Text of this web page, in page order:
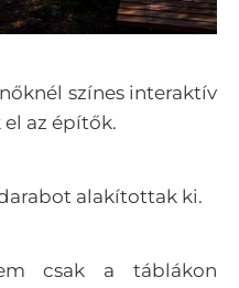
színes interaktív
az építők.
alakítottak ki.
csak a táblákon